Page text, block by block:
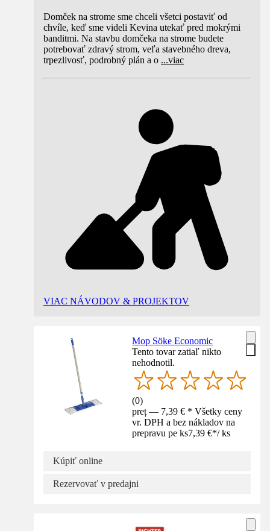
Domček na strome sme chceli všetci postaviť od
chvíle, keď sme videli Kevina utekať pred mokrými
banditmi. Na stavbu domčeka na strome budete
potrebovať zdravý strom, veľa stavebného dreva,
trpezlivosť, podrobný plán a o ...viac
VIAC NÁVODOV & PROJEKTOV
Mop Söke Economic
Tento tovar zatiaľ nikto
nehodnotil.
(0)
preț — 7,39 € * Všetky ceny
vr. DPH a bez nákladov na
prepravu pe ks7,39 €*/ ks
Kúpiť online
Rezervovať v predajni